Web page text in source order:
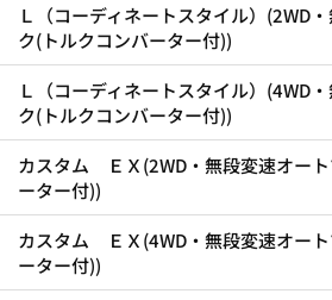
Ｌ（コーディネートスタイル）(2WD
ク(トルクコンバーター付))
Ｌ（コーディネートスタイル）(4WD
ク(トルクコンバーター付))
カスタム ＥＸ(2WD・無段変速オー
ーター付))
カスタム ＥＸ(4WD・無段変速オー
ーター付))